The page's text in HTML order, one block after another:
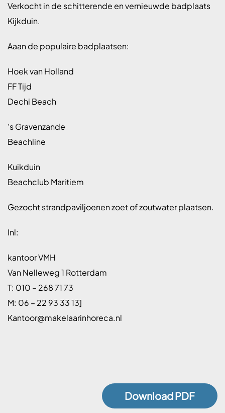
Verkocht in de schitterende en vernieuwde badplaats
Kijkduin.
Aaan de populaire badplaatsen:
Hoek van Holland
FF Tijd
Dechi Beach
’s Gravenzande
Beachline
Kuikduin
Beachclub Maritiem
Gezocht strandpaviljoenen zoet of zoutwater plaatsen.
Inl:
kantoor VMH
Van Nelleweg 1 Rotterdam
T: 010 – 268 71 73
M: 06 – 22 93 33 13]
Kantoor@makelaarinhoreca.nl
Download PDF